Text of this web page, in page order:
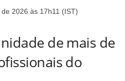
2026 às 17h11 (IST)
de mais de
do